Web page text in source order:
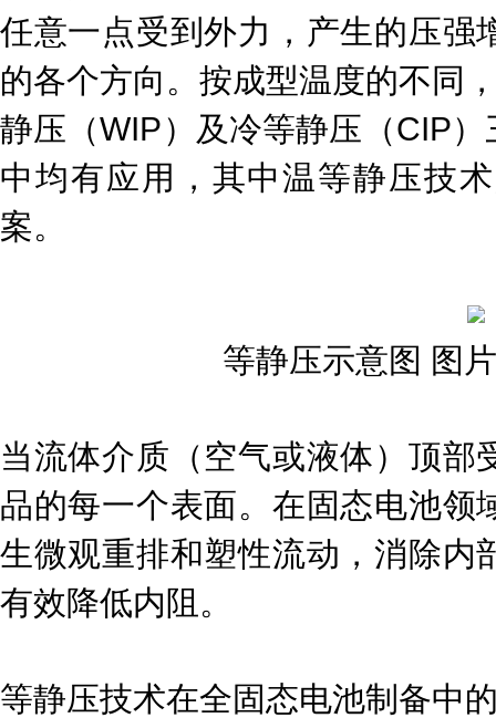
任意一点受到外力，产生的压强
的各个方向。按成型温度的不同
静压（WIP）及冷等静压（CIP
中均有应用，其中温等静压技
案。
等静压示意图 图
当流体介质（空气或液体）顶部
品的每一个表面。在固态电池领
生微观重排和塑性流动，消除内
有效降低内阻。
等静压技术在全固态电池制备中